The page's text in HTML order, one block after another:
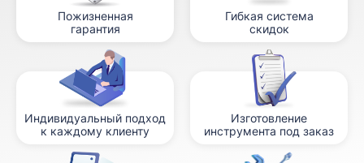
Пожизненная
гарантия
Гибкая система
скидок
Индивидуальный подход
к каждому клиенту
Изготовление
инструмента под заказ